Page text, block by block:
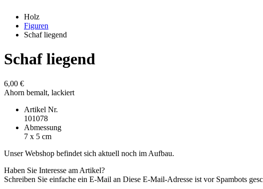
Holz
Figuren
Schaf liegend
Schaf liegend
6,00 €
Ahorn bemalt, lackiert
Artikel Nr.
101078
Abmessung
7 x 5 cm
Unser Webshop befindet sich aktuell noch im Aufbau.
Haben Sie Interesse am Artikel?
Schreiben Sie einfache ein E-Mail an Diese E-Mail-Adresse ist vor Spambots